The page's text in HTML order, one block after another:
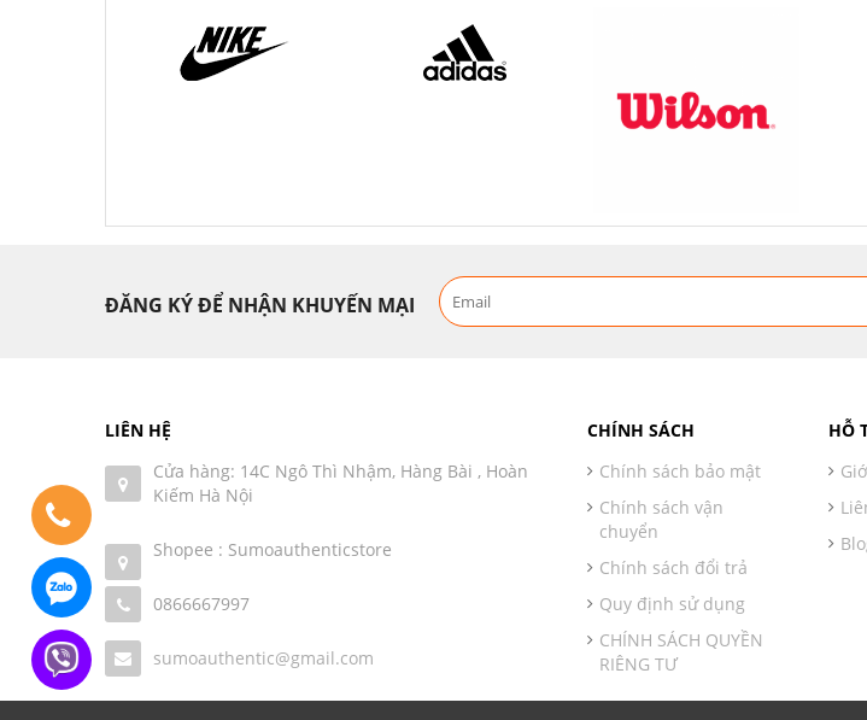
ĐĂNG KÝ ĐỂ NHẬN KHUYẾN MẠI
LIÊN HỆ
Cửa hàng: 14C Ngô Thì Nhậm, Hàng Bài , Hoàn
Kiếm Hà Nội
Shopee : Sumoauthenticstore
0866667997
sumoauthentic@gmail.com
CHÍNH SÁCH
Chính sách bảo mật
Chính sách vận
chuyển
Chính sách đổi trả
Quy định sử dụng
CHÍNH SÁCH QUYỀN
RIÊNG TƯ
HỖ